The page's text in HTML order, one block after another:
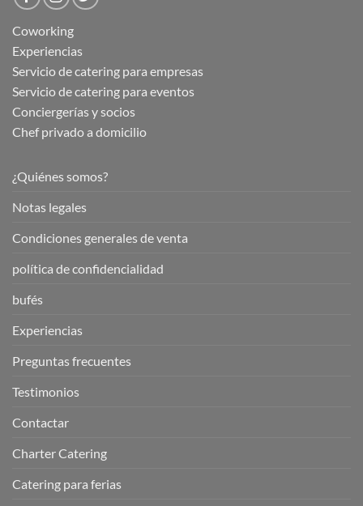
Coworking
Experiencias
Servicio de catering para empresas
Servicio de catering para eventos
Conciergerías y socios
Chef privado a domicilio
¿Quiénes somos?
Notas legales
Condiciones generales de venta
política de confidencialidad
bufés
Experiencias
Preguntas frecuentes
Testimonios
Contactar
Charter Catering
Catering para ferias